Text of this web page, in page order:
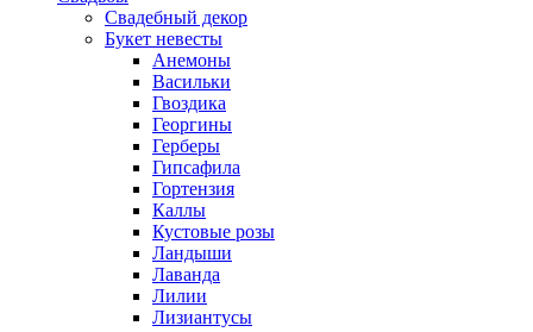
Свадебный декор
Букет невесты
Анемоны
Васильки
Гвоздика
Георгины
Герберы
Гипсафила
Гортензия
Каллы
Кустовые розы
Ландыши
Лаванда
Лилии
Лизиантусы